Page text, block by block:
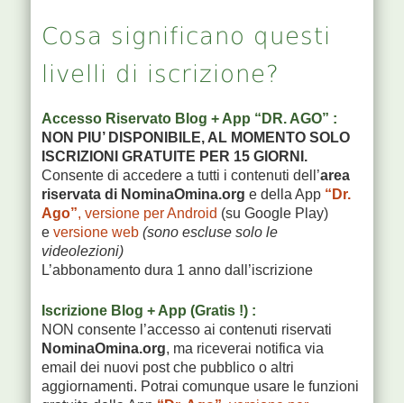
Cosa significano questi
livelli di iscrizione?
Accesso Riservato Blog + App “DR. AGO” :
NON PIU’ DISPONIBILE, AL MOMENTO SOLO
ISCRIZIONI GRATUITE PER 15 GIORNI.
Consente di accedere a tutti i contenuti dell’area
riservata di NominaOmina.org e della App “Dr.
Ago”, versione per Android (su Google Play)
eversione web (sono escluse solo le
videolezioni)
L’abbonamento dura 1 anno dall’iscrizione
Iscrizione Blog + App (Gratis !) :
NON consente l’accesso ai contenuti riservati
NominaOmina.org, ma riceverai notifica via
email dei nuovi post che pubblico o altri
aggiornamenti. Potrai comunque usare le funzioni